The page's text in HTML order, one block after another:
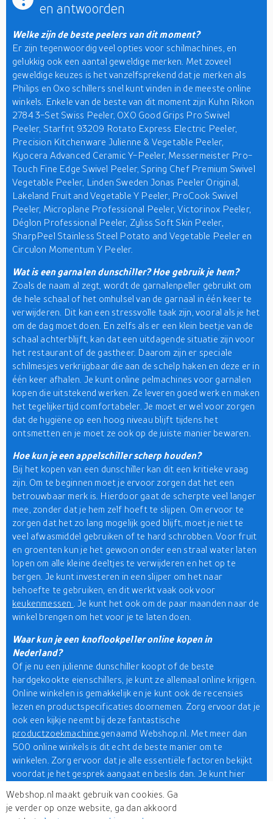
en antwoorden
Welke zijn de beste peelers van dit moment?
Er zijn tegenwoordig veel opties voor schilmachines, en
gelukkig ook een aantal geweldige merken. Met zoveel
geweldige keuzes is het vanzelfsprekend dat je merken als
Philips en Oxo schillers snel kunt vinden in de meeste online
winkels. Enkele van de beste van dit moment zijn Kuhn Rikon
2784 3-Set Swiss Peeler, OXO Good Grips Pro Swivel
Peeler, Starfrit 93209 Rotato Express Electric Peeler,
Precision Kitchenware Julienne & Vegetable Peeler,
Kyocera Advanced Ceramic Y-Peeler, Messermeister Pro-
Touch Fine Edge Swivel Peeler, Spring Chef Premium Swivel
Vegetable Peeler, Linden Sweden Jonas Peeler Original,
Lakeland Fruit and Vegetable Y Peeler, ProCook Swivel
Peeler, Microplane Professional Peeler, Victorinox Peeler,
Déglon Professional Peeler, Zyliss Soft Skin Peeler,
SharpPeel Stainless Steel Potato and Vegetable Peeler en
Circulon Momentum Y Peeler.
Wat is een garnalen dunschiller? Hoe gebruik je hem?
Zoals de naam al zegt, wordt de garnalenpeller gebruikt om
de hele schaal of het omhulsel van de garnaal in één keer te
verwijderen. Dit kan een stressvolle taak zijn, vooral als je het
om de dag moet doen. En zelfs als er een klein beetje van de
schaal achterblijft, kan dat een uitdagende situatie zijn voor
het restaurant of de gastheer. Daarom zijn er speciale
schilmesjes verkrijgbaar die aan de schelp haken en deze er in
één keer afhalen. Je kunt online pelmachines voor garnalen
kopen die uitstekend werken. Ze leveren goed werk en maken
het tegelijkertijd comfortabeler. Je moet er wel voor zorgen
dat de hygiëne op een hoog niveau blijft tijdens het
ontsmetten en je moet ze ook op de juiste manier bewaren.
Hoe kun je een appelschiller scherp houden?
Bij het kopen van een dunschiller kan dit een kritieke vraag
zijn. Om te beginnen moet je ervoor zorgen dat het een
betrouwbaar merk is. Hierdoor gaat de scherpte veel langer
mee, zonder dat je hem zelf hoeft te slijpen. Om ervoor te
zorgen dat het zo lang mogelijk goed blijft, moet je niet te
veel afwasmiddel gebruiken of te hard schrobben. Voor fruit
en groenten kun je het gewoon onder een straal water laten
lopen om alle kleine deeltjes te verwijderen en het op te
bergen. Je kunt investeren in een slijper om het naar
behoefte te gebruiken, en dit werkt vaak ook voor
keukenmessen
. Je kunt het ook om de paar maanden naar de
winkel brengen om het voor je te laten doen.
Waar kun je een knoflookpeller online kopen in
Nederland?
Of je nu een julienne dunschiller koopt of de beste
hardgekookte eienschillers, je kunt ze allemaal online krijgen.
Online winkelen is gemakkelijk en je kunt ook de recensies
lezen en productspecificaties doornemen. Zorg ervoor dat je
ook een kijkje neemt bij deze fantastische
productzoekmachine genaamd Webshop.nl. Met meer dan
500 online winkels is dit echt de beste manier om te
winkelen. Zorg ervoor dat je alle essentiële factoren bekijkt
voordat je het gesprek aangaat en beslis dan. Je kunt hier
Je kunt ook groenteschillers kopen. De beste
Webshop.nl maakt gebruik van cookies. Ga
je verder op onze website, ga dan akkoord